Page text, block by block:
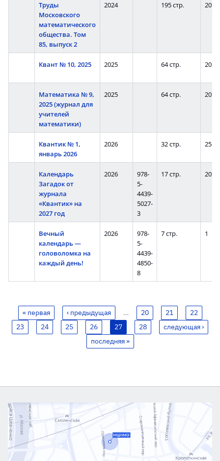
Труды
Московского
математического
общества. Том
85, выпуск 2
2024 195 стр. 20
Квант № 10, 2025 2025 64 стр. 20
Математика № 9,
2025 (журнал для
учителей
математики)
2025 64 стр. 20
Квантик № 1,
январь 2026
2026 32 стр. 25
Календарь
Загадок от
журнала
«Квантик» на
2027 год
2026
978-
5-
4439-
5027-
3
17 стр. 20
Вечный
календарь —
головоломка на
каждый день!
2026
978-
5-
4439-
4850-
8
7 стр. 1
« первая ‹ предыдущая … 20 21
22
23
24 25 26 27 28
следующая ›
последняя »